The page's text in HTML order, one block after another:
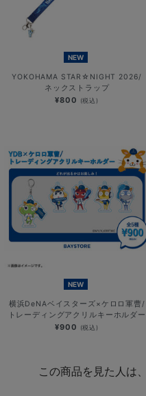
NEW
YOKOHAMA STAR☆NIGHT 2026/
ネックストラップ
¥800 (税込)
NEW
横浜DeNAベイスターズ×ケロロ軍曹/
トレーディングアクリルキーホルダー
¥900 (税込)
この商品を見た人は